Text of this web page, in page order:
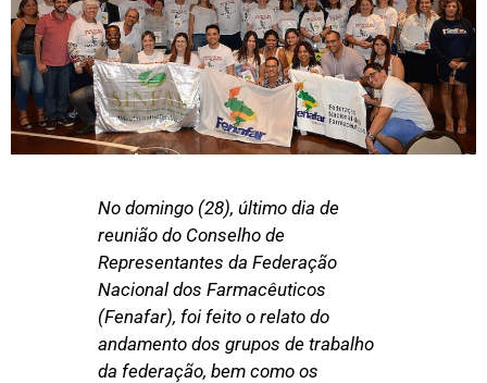
No domingo (28), último dia de
reunião do Conselho de
Representantes da Federação
Nacional dos Farmacêuticos
(Fenafar), foi feito o relato do
andamento dos grupos de trabalho
da federação, bem como os